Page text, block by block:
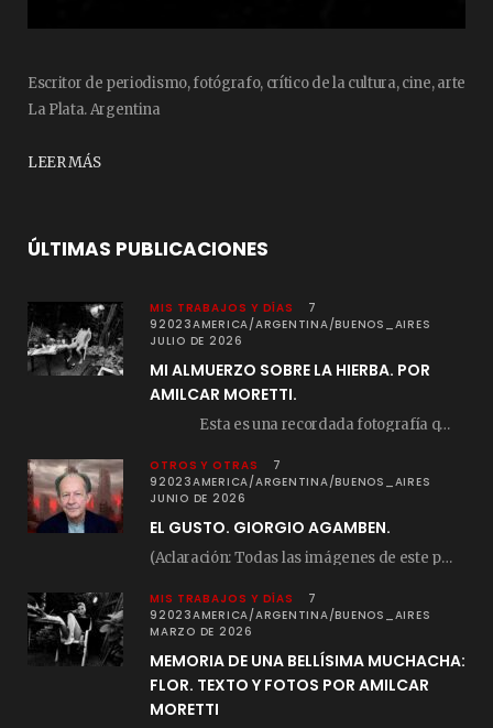
Escritor de periodismo, fotógrafo, crítico de la cultura, cine, arte
La Plata. Argentina
LEER MÁS
ÚLTIMAS PUBLICACIONES
MIS TRABAJOS Y DÍAS
7
92023AMERICA/ARGENTINA/BUENOS_AIRES
JULIO DE 2026
MI ALMUERZO SOBRE LA HIERBA. POR
AMILCAR MORETTI.
Esta es una recordada fotografía que registré…
OTROS Y OTRAS
7
92023AMERICA/ARGENTINA/BUENOS_AIRES
JUNIO DE 2026
EL GUSTO. GIORGIO AGAMBEN.
(Aclaración: Todas las imágenes de este posteo fueron tomadas de Bloghemia.com, y todos los…
MIS TRABAJOS Y DÍAS
7
92023AMERICA/ARGENTINA/BUENOS_AIRES
MARZO DE 2026
MEMORIA DE UNA BELLÍSIMA MUCHACHA:
FLOR. TEXTO Y FOTOS POR AMILCAR
MORETTI